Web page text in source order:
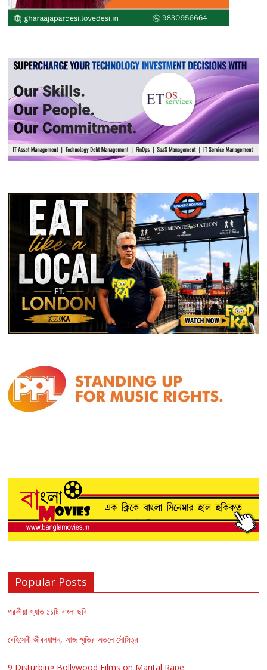
Popular Posts
পরকীয়া খ্যাত ১১টি বাংলা ছবি
বেহিসেবী জীবনযাপন, আজ স্মৃতির অতলে সৌমিত্র
9 Disturbing Bollywood Films on Marital Rape